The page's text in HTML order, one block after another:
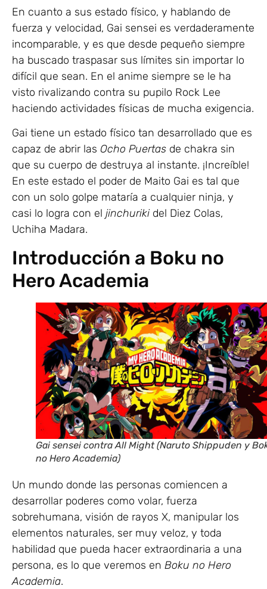
En cuanto a sus estado físico, y hablando de
fuerza y velocidad, Gai sensei es verdaderamente
incomparable, y es que desde pequeño siempre
ha buscado traspasar sus límites sin importar lo
difícil que sean. En el anime siempre se le ha
visto rivalizando contra su pupilo Rock Lee
haciendo actividades físicas de mucha exigencia.
Gai tiene un estado físico tan desarrollado que es
capaz de abrir las Ocho Puertas de chakra sin
que su cuerpo de destruya al instante. ¡Increíble!
En este estado el poder de Maito Gai es tal que
con un solo golpe mataría a cualquier ninja, y
casi lo logra con el jinchurikidel Diez Colas,
Uchiha Madara.
Introducción a Boku no
Hero Academia
Gai sensei contra All Might (Naruto Shippuden y
no Hero Academia)
Un mundo donde las personas comiencen a
desarrollar poderes como volar, fuerza
sobrehumana, visión de rayos X, manipular los
elementos naturales, ser muy veloz, y toda
habilidad que pueda hacer extraordinaria a una
persona, es lo que veremos en Boku no Hero
Academia.